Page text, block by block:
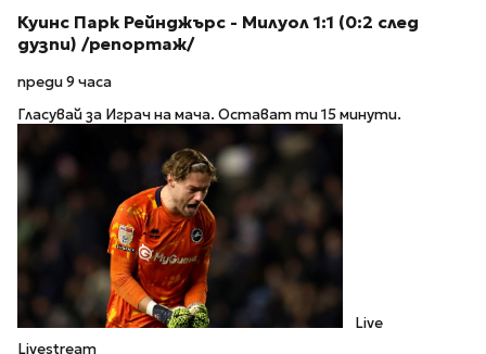
Куинс Парк Рейнджърс - Милуол 1:1 (0:2 след
дузпи) /репортаж/
преди 9 часа
Гласувай за Играч на мача. Остават ти 15 минути.
Live
Livestream